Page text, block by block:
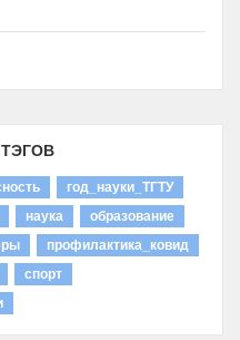
год_науки_ТГТУ
наука
образование
профилактика_ковид
спорт